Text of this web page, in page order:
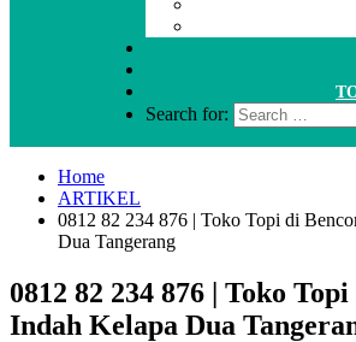
Search for:
Home
ARTIKEL
0812 82 234 876 | Toko Topi di
Dua Tangerang
0812 82 234 876 | Toko
Indah Kelapa Dua